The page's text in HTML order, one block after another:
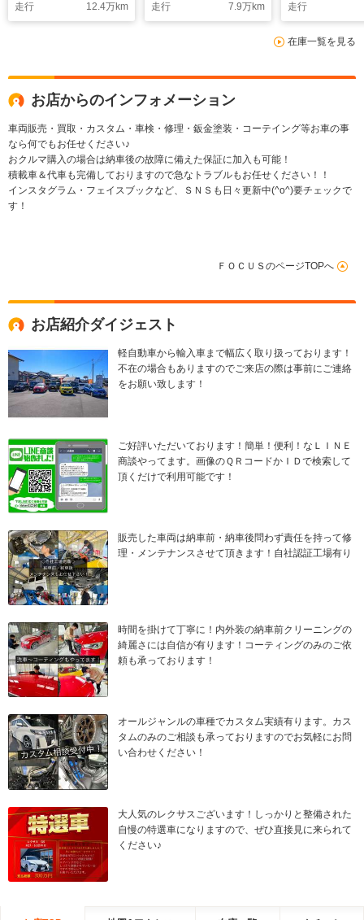
走行
12.4万km
走行
7.9万km
ライドドア/
ドライト/前席
ヒーター/シー
キュレーター/
走行
在庫一覧を見る
お店からのインフォメーション
車両販売・買取・カスタム・車検・修理・鈑金塗装・コーテイング等お車の事
なら何でもお任せください♪
おクルマ購入の場合は納車後の故障に備えた保証に加入も可能！
積載車＆代車も完備しておりますので急なトラブルもお任せください！！
インスタグラム・フェイスブックなど、ＳＮＳも日々更新中(^o^)要チェックで
す！
ＦＯＣＵＳのページTOPへ
お店紹介ダイジェスト
軽自動車から輸入車まで幅広く取り扱っております！
不在の場合もありますのでご来店の際は事前にご連絡
をお願い致します！
ご好評いただいております！簡単！便利！なＬＩＮＥ
商談やってます。画像のＱＲコードかＩＤで検索して
頂くだけで利用可能です！
販売した車両は納車前・納車後問わず責任を持って修
理・メンテナンスさせて頂きます！自社認証工場有り
時間を掛けて丁寧に！内外装の納車前クリーニングの
綺麗さには自信が有ります！コーティングのみのご依
頼も承っております！
オールジャンルの車種でカスタム実績有ります。カス
タムのみのご相談も承っておりますのでお気軽にお問
い合わせください！
大人気のレクサスございます！しっかりと整備された
自慢の特選車になりますので、ぜひ直接見に来られて
ください♪